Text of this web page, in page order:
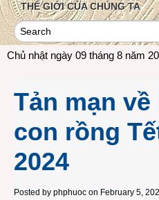
THẾ GIỚI CỦA CHÚNG TA
Chủ nhật ngày 09 tháng 8 năm
Tản mạn
con rồng
2024
Posted by phphuoc on February 5,